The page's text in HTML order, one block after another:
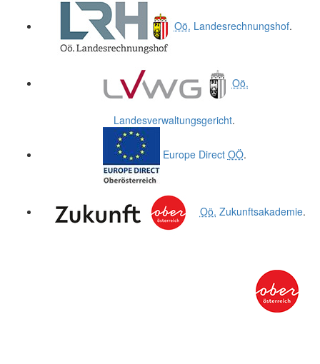
Oö. Landesrechnungshof.
Oö.
Landesverwaltungsgericht.
Europe Direct OÖ.
Oö. Zukunftsakademie.